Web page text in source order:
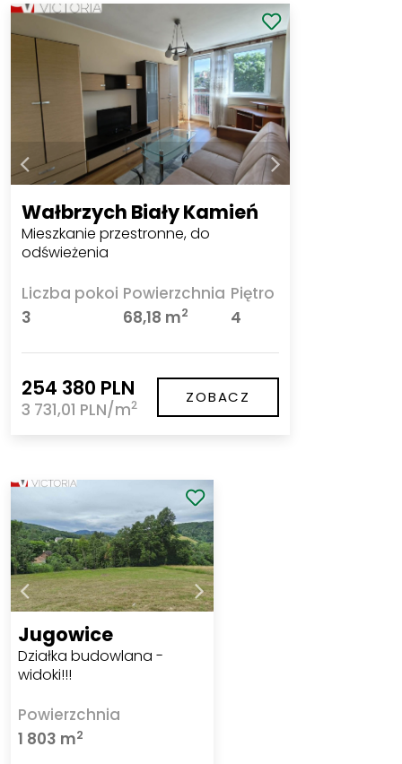
Wałbrzych Biały Kamień
Mieszkanie przestronne, do
odświeżenia
Liczba pokoi
3
Powierzchnia
68,18 m2
Piętro
4
254 380 PLN
3 731,01 PLN/m2 ZOBACZ
Jugowice
Działka budowlana -
widoki!!!
Powierzchnia
1 803 m2